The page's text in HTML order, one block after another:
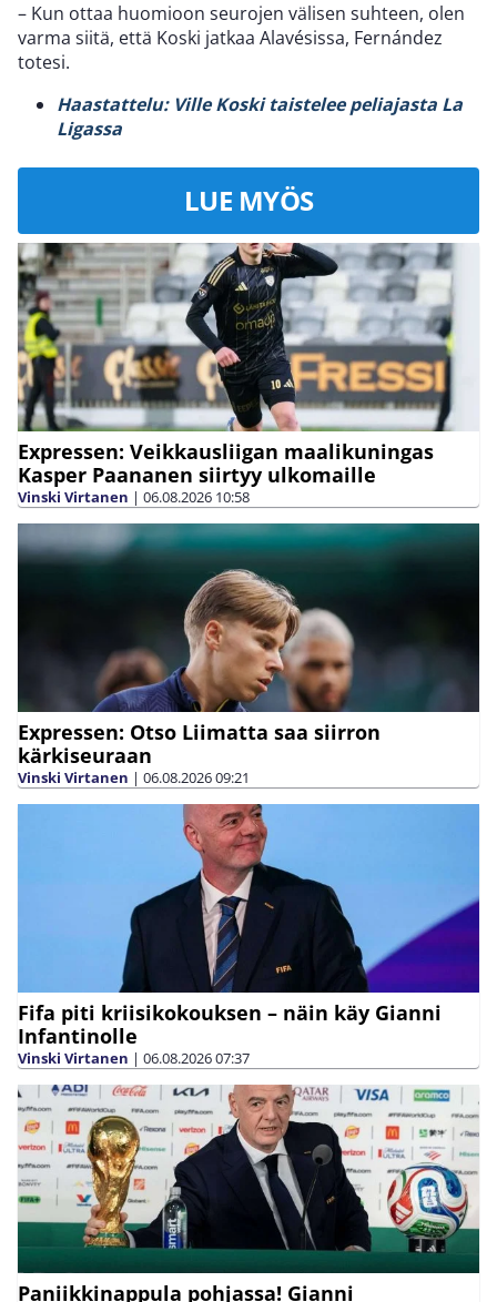
– Kun ottaa huomioon seurojen välisen suhteen, olen
varma siitä, että Koski jatkaa Alavésissa, Fernández
totesi.
Haastattelu: Ville Koski taistelee peliajasta La
Ligassa
LUE MYÖS
Expressen: Veikkausliigan maalikuningas
Kasper Paananen siirtyy ulkomaille
Vinski Virtanen | 06.08.2026 10:58
Expressen: Otso Liimatta saa siirron
kärkiseuraan
Vinski Virtanen | 06.08.202609:21
Fifa piti kriisikokouksen – näin käy Gianni
Infantinolle
Vinski Virtanen | 06.08.202607:37
Paniikkinappula pohjassa! Gianni